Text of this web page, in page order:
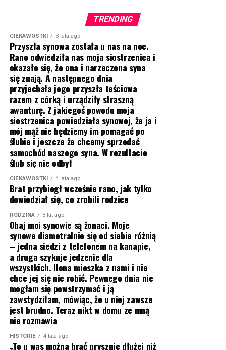
TRENDING
CIEKAWOSTKI 3 lata ago
Przyszła synowa została u nas na noc.
Rano odwiedziła nas moja siostrzenica i
okazało się, że ona i narzeczona syna
się znają. A następnego dnia
przyjechała jego przyszła teściowa
razem z córką i urządziły straszną
awanturę. Z jakiegoś powodu moja
siostrzenica powiedziała synowej, że ja i
mój mąż nie będziemy im pomagać po
ślubie i jeszcze że chcemy sprzedać
samochód naszego syna. W rezultacie
ślub się nie odbył
CIEKAWOSTKI 4 lata ago
Brat przybiegł wcześnie rano, jak tylko
dowiedział się, co zrobili rodzice
RODZINA 5 lat ago
Obaj moi synowie są żonaci. Moje
synowe diametralnie się od siebie różnią
– jedna siedzi z telefonem na kanapie,
a druga szykuje jedzenie dla
wszystkich. Ilona mieszka z nami i nie
chce jej się nic robić. Pewnego dnia nie
mogłam się powstrzymać i ją
zawstydziłam, mówiąc, że u niej zawsze
jest brudno. Teraz nikt w domu ze mną
nie rozmawia
HISTORIE 4 lata ago
„To u was można brać prysznic dłużej niż